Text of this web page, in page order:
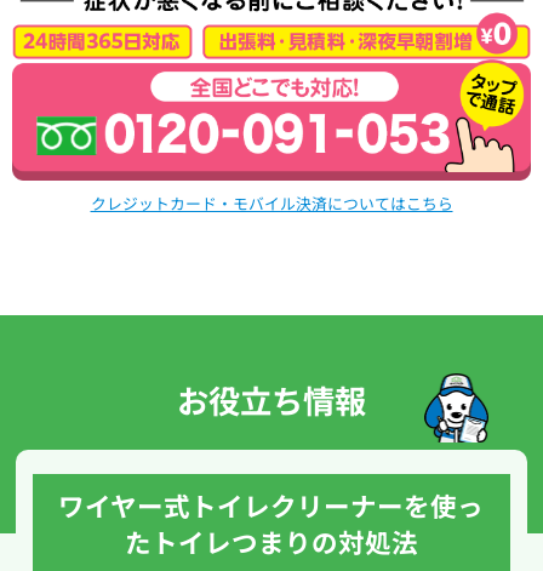
クレジットカード・モバイル決済についてはこちら
お役立ち情報
ワイヤー式トイレクリーナーを使っ
たトイレつまりの対処法